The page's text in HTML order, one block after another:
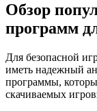
Обзор
программ
Для безопасной
иметь надежный
программы,
скачиваемых